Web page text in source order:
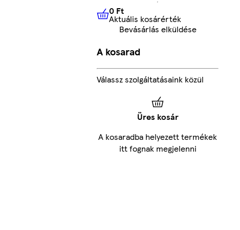
0 FtAktuális kosárérték
0 Ft
Aktuális kosárérték
Bevásárlás elküldése
A kosarad
Válassz szolgáltatásaink közül
Üres kosár
A kosaradba helyezett termékek
itt fognak megjelenni